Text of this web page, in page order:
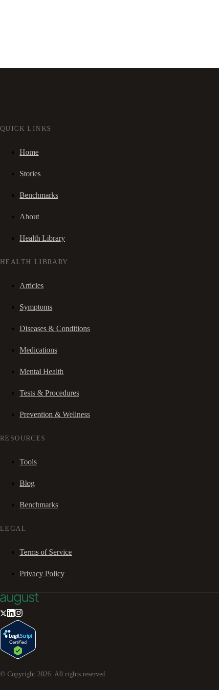
QUICK LINKS
Home
Stories
Benchmarks
About
Health Library
HEALTH LIBRARY
Articles
Symptoms
Diseases & Conditions
Medications
Mental Health
Tests & Procedures
Prevention & Wellness
RESOURCES
Tools
Blog
Benchmarks
LEGAL
Terms of Service
Privacy Policy
© Copyright 2026 . All rights reserved.